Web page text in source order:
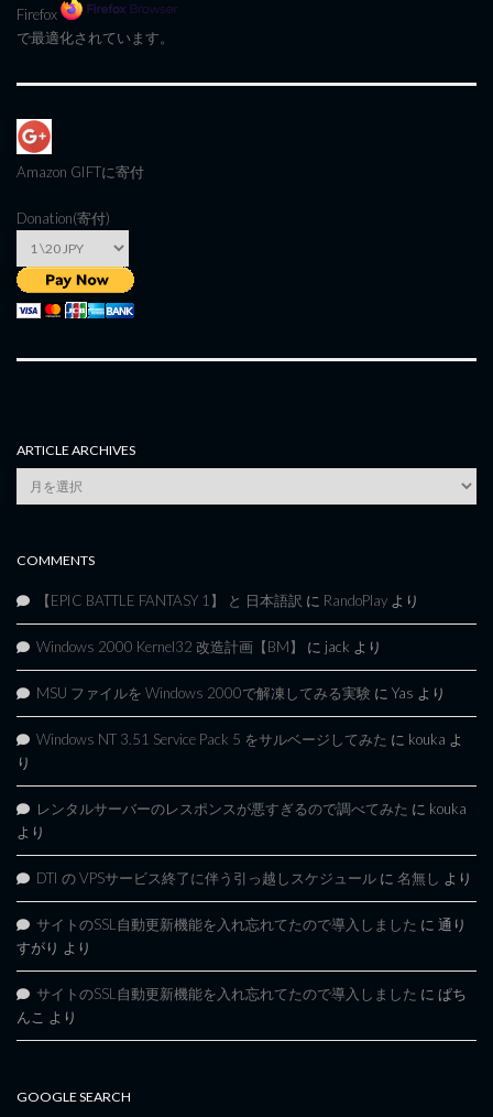
Firefox
で最適化されています。
Amazon GIFTに寄付
Donation(寄付)
ARTICLE ARCHIVES
Article
Archives
COMMENTS
【EPIC BATTLE FANTASY 1】 と 日本語訳 に RandoPlay より
Windows 2000 Kernel32 改造計画【BM】 に jack より
MSU ファイルを Windows 2000で解凍してみる実験 に Yas より
Windows NT 3.51 Service Pack 5 をサルベージしてみた に kouka よ
り
レンタルサーバーのレスポンスが悪すぎるので調べてみた に kouka
より
DTI の VPSサービス終了に伴う引っ越しスケジュール に 名無し より
サイトのSSL自動更新機能を入れ忘れてたので導入しました に 通り
すがり より
サイトのSSL自動更新機能を入れ忘れてたので導入しました に ぱち
んこ より
GOOGLE SEARCH